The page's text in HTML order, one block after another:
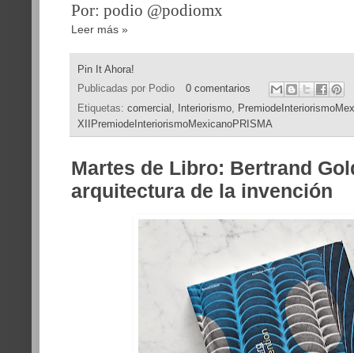
Por: podio @podiomx
Leer más »
Pin It Ahora!
Publicadas por Podio
0 comentarios
Etiquetas: comercial , Interiorismo,
XIIPremiodeInteriorismoMexicanoPRISMA
Martes de Libro: Bertrand
arquitectura de la invención